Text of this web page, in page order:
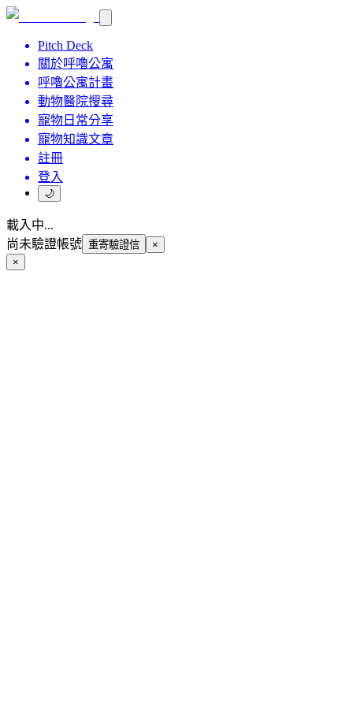
Pitch Deck
關於呼嚕公寓
呼嚕公寓計畫
動物醫院搜尋
寵物日常分享
寵物知識文章
註冊
登入
🌙
載入中...
尚未驗證帳號 重寄驗證信
×
×